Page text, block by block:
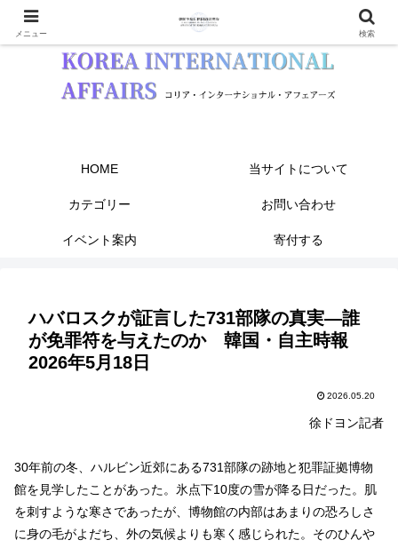
HOME 当サイトについて
カテゴリー お問い合わせ
イベント案内 寄付する
ハバロスクが証言した731部隊の真実―誰
が免罪符を与えたのか 韓国・自主時報
2026年5月18日
2026.05.20
徐ドヨン記者
30年前の冬、ハルビン近郊にある731部隊の跡地と犯罪証拠博物
館を見学したことがあった。氷点下10度の雪が降る日だった。肌
を刺すような寒さであったが、博物館の内部はあまりの恐ろしさ
に身の毛がよだち、外の気候よりも寒く感じられた。そのひんや
メニュー 検索